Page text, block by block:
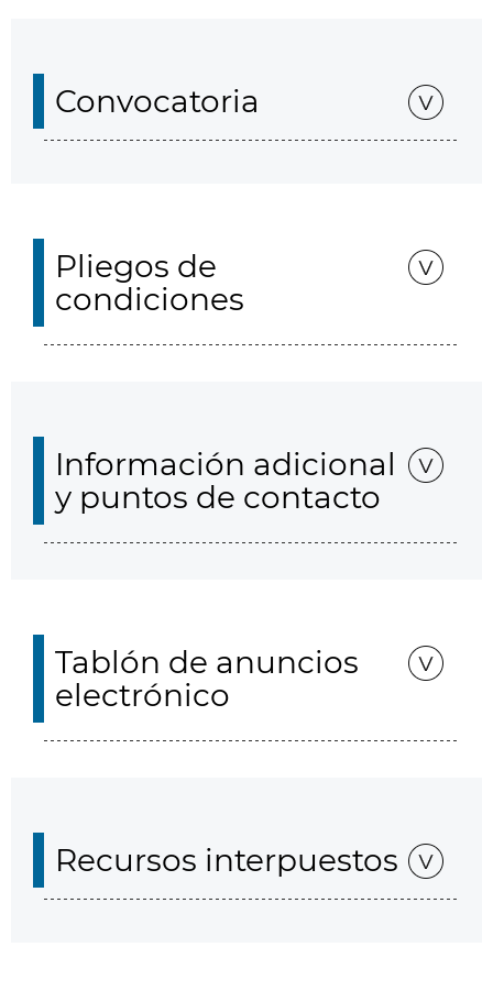
Convocatoria
Pliegos de
condiciones
Información adicional
y puntos de contacto
Tablón de anuncios
electrónico
Recursos interpuestos